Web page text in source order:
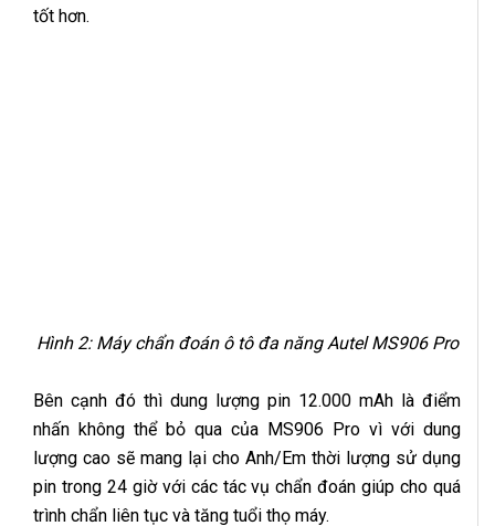
tốt hơn.
Hình 2: Máy chẩn đoán ô tô đa năng Autel MS906 Pro
Bên cạnh đó thì dung lượng pin 12.000 mAh là điểm
nhấn không thể bỏ qua của MS906 Pro vì với dung
lượng cao sẽ mang lại cho Anh/Em thời lượng sử dụng
pin trong 24 giờ với các tác vụ chẩn đoán giúp cho quá
trình chẩn liên tục và tăng tuổi thọ máy.